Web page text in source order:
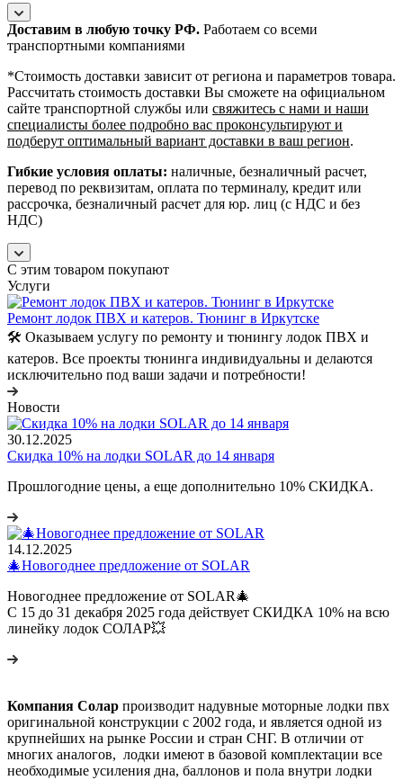
Доставим в любую точку РФ. Работаем со всеми
транспортными компаниями
*Cтоимость доставки зависит от региона и параметров товара.
Рассчитать стоимость доставки Вы сможете на официальном
сайте транспортной службы или свяжитесь с нами и наши
специалисты более подробно вас проконсультируют и
подберут оптимальный вариант доставки в ваш регион.
Гибкие условия оплаты: наличные, безналичный расчет,
перевод по реквизитам, оплата по терминалу, кредит или
рассрочка, безналичный расчет для юр. лиц (с НДС и без
НДС)
С этим товаром покупают
Услуги
Ремонт лодок ПВХ и катеров. Тюнинг в Иркутске
🛠️ Оказываем услугу по ремонту и тюнингу лодок ПВХ и
катеров. Все проекты тюнинга индивидуальны и делаются
исключительно под ваши задачи и потребности!
Новости
30.12.2025
Скидка 10% на лодки SOLAR до 14 января
Прошлогодние цены, а еще дополнительно 10% СКИДКА.
14.12.2025
🎄Новогоднее предложение от SOLAR
Новогоднее предложение от SOLAR🎄
С 15 до 31 декабря 2025 года действует СКИДКА 10% на всю
линейку лодок СОЛАР💥
Компания Солар производит надувные моторные лодки пвх
оригинальной конструкции с 2002 года, и является одной из
крупнейших на рынке России и стран СНГ. В отличии от
многих аналогов, лодки имеют в базовой комплектации все
необходимые усиления дна, баллонов и пола внутри лодки